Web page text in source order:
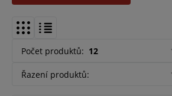
Počet produktů: 12
Řazení produktů: